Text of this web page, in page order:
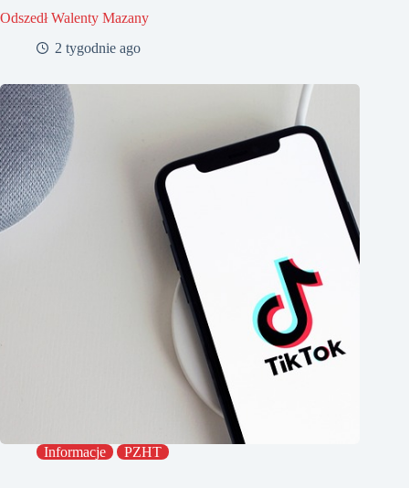
Odszedł Walenty Mazany
2 tygodnie ago
Informacje PZHT